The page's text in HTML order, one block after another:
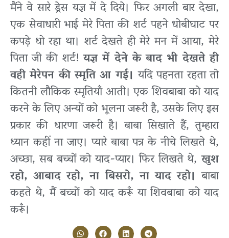
मैंने वे सारे ड्रेस यज्ञ में दे दिये। फिर अगली बार देखा,
एक सेवाधारी भाई मेरे पिता की शर्ट पहने धोबीघाट पर
कपड़े धो रहा था। शर्ट देखते ही मेरे मन में आया, मेरे
पिता जी की शर्ट!यज्ञ में देने के बाद भी देखते ही
वही मेरेपन की स्मृति आ गई।यदि पहनता रहता तो
कितनी लौकिक स्मृतियाँ आती। एक शिवबाबा को याद
करने के लिए अन्यों को भूलना जरूरी है, उसके लिए इस
प्रकार की धारणा जरूरी है। बाबा सिखाते हैं, तुम्हारा
ध्यान कहीं ना जाए। प्यारे बाबा पत्र के नीचे लिखते थे,
अच्छा, सब बच्चों को याद-प्यार। फिर लिखते थे, खुश
रहो, आबाद रहो, ना बिसरो, ना याद रहो।बाबा
कहते थे, मैं बच्चों को याद करूँ या शिवबाबा को याद
करूँ।